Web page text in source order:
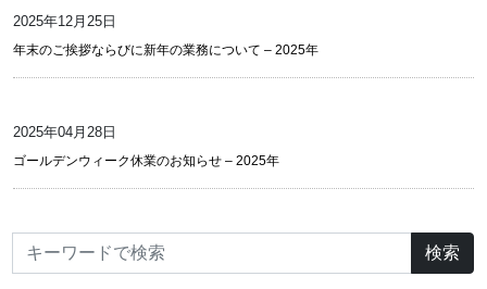
2025年12月25日
年末のご挨拶ならびに新年の業務について – 2025年
2025年04月28日
ゴールデンウィーク休業のお知らせ – 2025年